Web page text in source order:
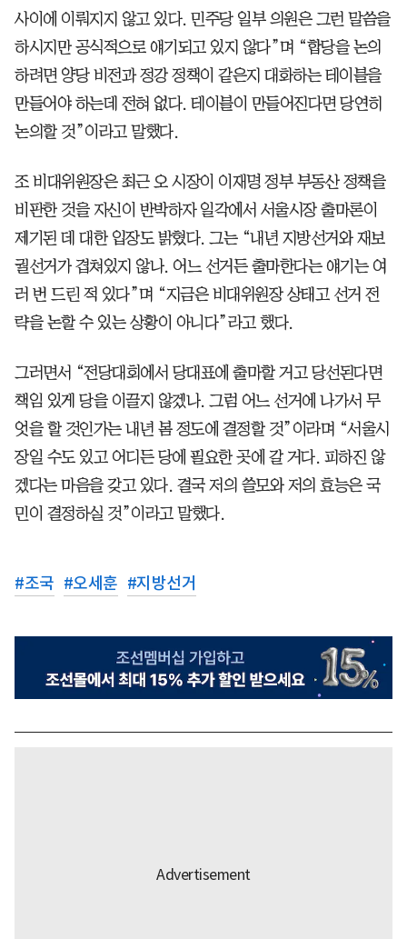
사이에 이뤄지지 않고 있다. 민주당 일부 의원은 그런 말씀을
하시지만 공식적으로 얘기되고 있지 않다”며 “합당을 논의
하려면 양당 비전과 정강 정책이 같은지 대화하는 테이블을
만들어야 하는데 전혀 없다. 테이블이 만들어진다면 당연히
논의할 것”이라고 말했다.
조 비대위원장은 최근 오 시장이 이재명 정부 부동산 정책을
비판한 것을 자신이 반박하자 일각에서 서울시장 출마론이
제기된 데 대한 입장도 밝혔다. 그는 “내년 지방선거와 재보
궐선거가 겹쳐있지 않나. 어느 선거든 출마한다는 얘기는 여
러 번 드린 적 있다”며 “지금은 비대위원장 상태고 선거 전
략을 논할 수 있는 상황이 아니다”라고 했다.
그러면서 “전당대회에서 당대표에 출마할 거고 당선된다면
책임 있게 당을 이끌지 않겠나. 그럼 어느 선거에 나가서 무
엇을 할 것인가는 내년 봄 정도에 결정할 것”이라며 “서울시
장일 수도 있고 어디든 당에 필요한 곳에 갈 거다. 피하진 않
겠다는 마음을 갖고 있다. 결국 저의 쓸모와 저의 효능은 국
민이 결정하실 것”이라고 말했다.
#조국 #오세훈 #지방선거